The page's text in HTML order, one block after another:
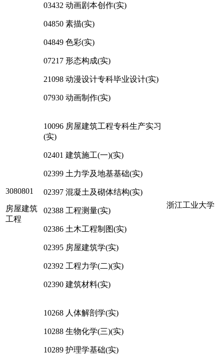
03432 动画剧本创作(实)
04850 素描(实)
04849 色彩(实)
07217 形态构成(实)
21098 动漫设计专科毕业设计(实)
07930 动画制作(实)
3080801
房屋建筑
工程
10096 房屋建筑工程专科生产实习
(实)
02401 建筑施工(一)(实)
02399 土力学及地基基础(实)
02397 混凝土及砌体结构(实)
02388 工程测量(实)
02386 土木工程制图(实)
02395 房屋建筑学(实)
02392 工程力学(二)(实)
02390 建筑材料(实)
浙江工业大学
10268 人体解剖学(实)
10288 生物化学(三)(实)
10289 护理学基础(实)